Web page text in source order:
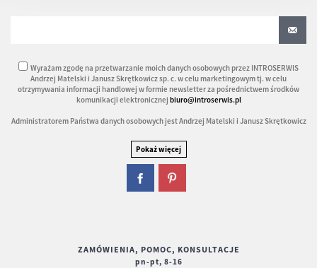
Wyrażam zgodę na przetwarzanie moich danych osobowych przez INTROSERWIS
Andrzej Matelski i Janusz Skrętkowicz sp. c. w celu marketingowym tj. w celu
otrzymywania informacji handlowej w formie newsletter za pośrednictwem środków
komunikacji elektronicznej biuro@introserwis.pl
Administratorem Państwa danych osobowych jest Andrzej Matelski i Janusz Skrętkowicz
ZAMÓWIENIA, POMOC, KONSULTACJE
pn-pt, 8-16